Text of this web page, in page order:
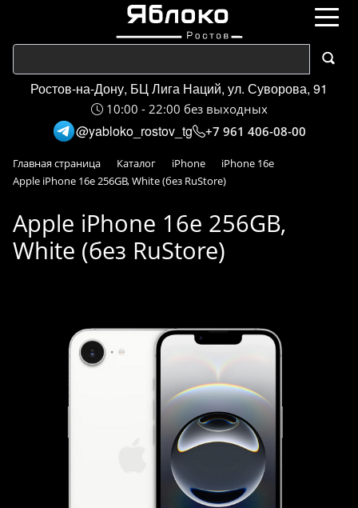
Ростов-на-Дону, БЦ Лига Наций, ул. Суворова, 91
10:00 - 22:00 без выходных
@yabloko_rostov_tg +7 961 406-08-00
Главная страница Каталог iPhone
iPhone 16e
Apple iPhone 16e 256GB, White (без RuStore)
Apple iPhone 16e 256GB,
White (без RuStore)